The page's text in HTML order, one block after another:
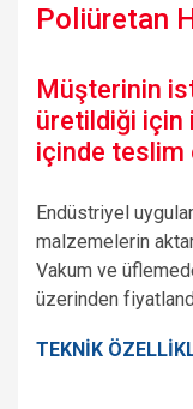
Poliüretan
Müşterinin
üretildiği için
içinde teslim
Endüstriyel
malzemelerin
Vakum ve
üzerinden
TEKNİK